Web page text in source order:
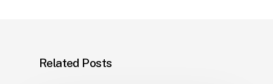
Related Posts